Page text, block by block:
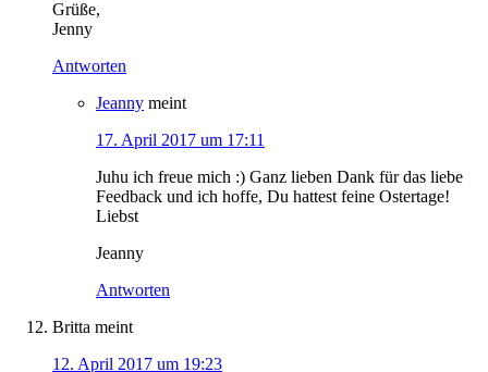
Grüße,
Jenny
Antworten
Jeanny meint
17. April 2017 um 17:11
Juhu ich freue mich :) Ganz lieben Dank für das liebe
Feedback und ich hoffe, Du hattest feine Ostertage!
Liebst
Jeanny
Antworten
Britta meint
12. April 2017 um 19:23